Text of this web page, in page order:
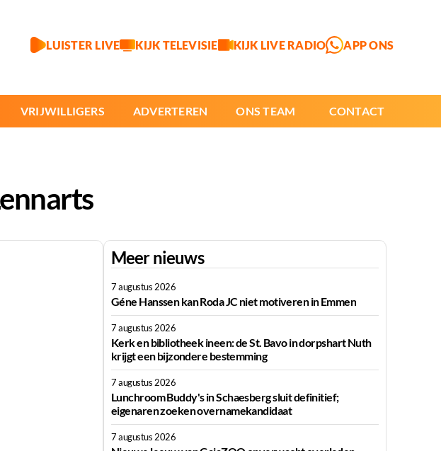
LUISTER LIVE KIJK TELEVISIE KIJK LIVE RADIO APP ONS
VRIJWILLIGERS ADVERTEREN ONS TEAM CONTACT
Meer nieuws
7 augustus 2026
Géne Hanssen kan Roda JC niet motiveren in Emmen
7 augustus 2026
Kerk en bibliotheek ineen: de St. Bavo in dorpshart Nuth
krijgt een bijzondere bestemming
7 augustus 2026
Lunchroom Buddy's in Schaesberg sluit definitief;
eigenaren zoeken overnamekandidaat
7 augustus 2026